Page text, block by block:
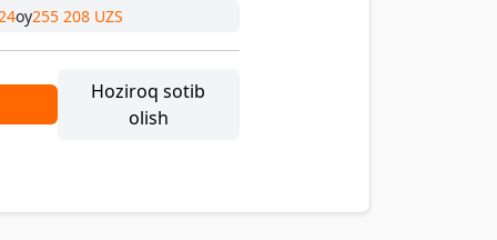
oy255 208 UZS
Hoziroq sotib
olish